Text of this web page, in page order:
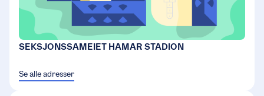
SEKSJONSSAMEIET HAMAR STADION
Se alle adresser